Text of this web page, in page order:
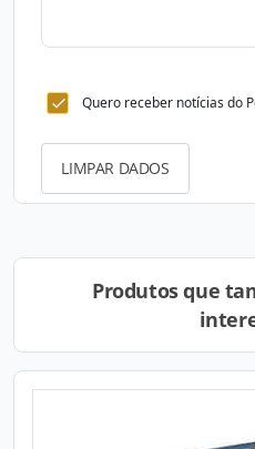
Quero receber notícias do
LIMPAR DADOS
Produtos que